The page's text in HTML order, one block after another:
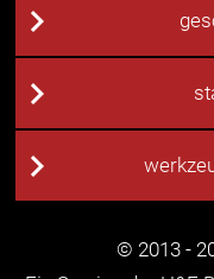
© 2013 -